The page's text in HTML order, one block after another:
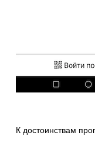
К достоинствам